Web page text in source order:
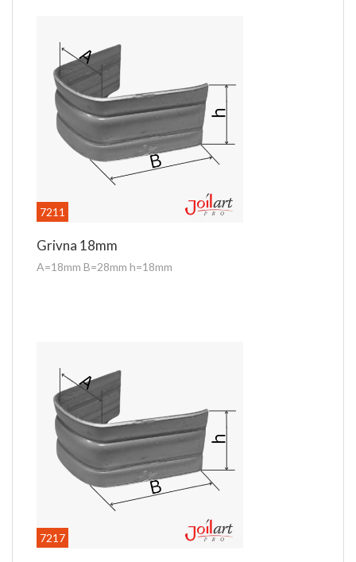
7211
Grivna 18mm
A=18mm B=28mm h=18mm
7217